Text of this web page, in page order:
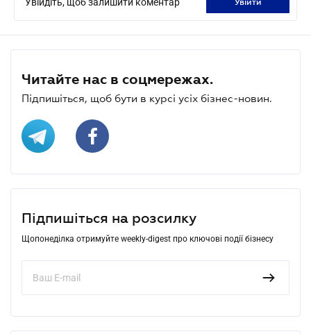
Читайте нас в соцмережах.
Підпишіться, щоб бути в курсі усіх бізнес-новин.
Підпишіться на розсилку
Щопонеділка отримуйте weekly-digest про ключові події бізнесу